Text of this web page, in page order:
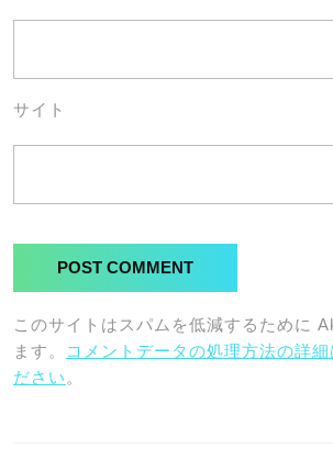
サイト
このサイトはスパムを低減するために
ます。
コメントデータの処理方法の詳細
ださい 。